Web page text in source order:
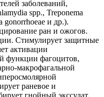
заболеваний,
spp., Treponema
gonorrhoeae и др.).
ран и ожогов.
Стимулирует защитные
активации
функции фагоцитов,
макрофагальной
раневое и
гнойный экссудат,